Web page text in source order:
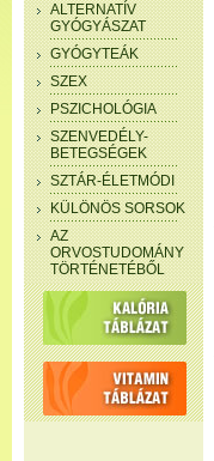
ALTERNATÍV
GYÓGYÁSZAT
GYÓGYTEÁK
SZEX
PSZICHOLÓGIA
SZENVEDÉLY-
BETEGSÉGEK
SZTÁR-ÉLETMÓDI
KÜLÖNÖS SORSOK
AZ
ORVOSTUDOMÁNY
TÖRTÉNETÉBŐL